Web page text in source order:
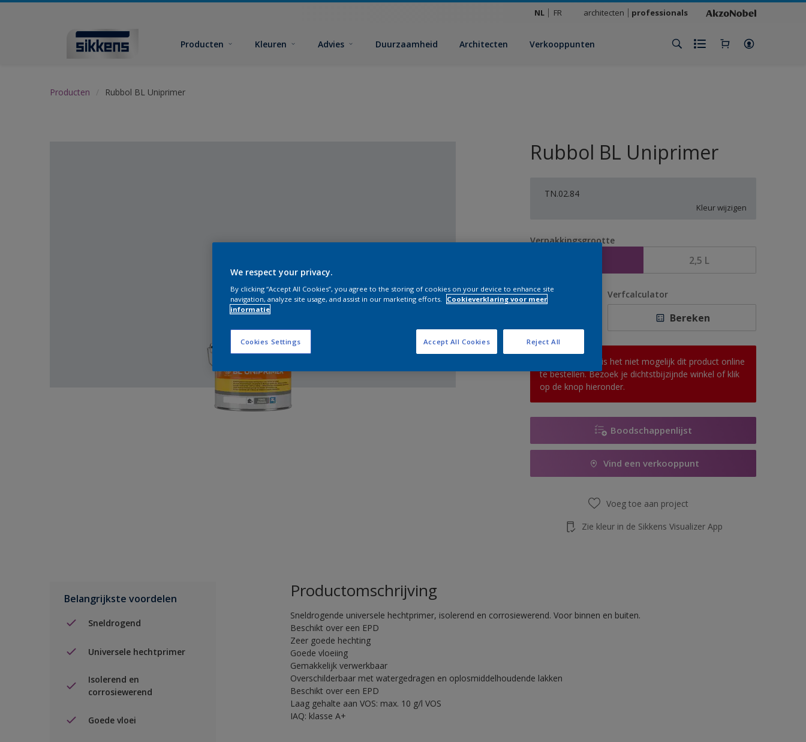
NL FR architecten professionals
Producten Kleuren Advies Duurzaamheid Architecten Verkooppunten
Producten Rubbol BL Uniprimer
Rubbol BL Uniprimer
TN.02.84
Kleur wijzigen
Verpakkingsgrootte
2,5 L
Aantal Verfcalculator
Bereken
Op dit moment is het niet mogelijk dit product online
te bestellen. Bezoek je dichtstbijzijnde winkel of klik
op de knop hieronder.
Boodschappenlijst
Vind een verkooppunt
Voeg toe aan project
Zie kleur in de Sikkens Visualizer App
Belangrijkste voordelen
Sneldrogend
Universele hechtprimer
Isolerend en
corrosiewerend
Goede vloei
Productomschrijving
Sneldrogende universele hechtprimer, isolerend en corrosiewerend. Voor binnen en buiten.
Beschikt over een EPD
Zeer goede hechting
Goede vloeiing
Gemakkelijk verwerkbaar
Overschilderbaar met watergedragen en oplosmiddelhoudende lakken
Beschikt over een EPD
Laag gehalte aan VOS: max. 10 g/l VOS
IAQ: klasse A+
We respect your privacy.
By clicking “Accept All Cookies”, you agree to the storing of cookies on your device to enhance site
navigation, analyze site usage, and assist in our marketing efforts.
Cookieverklaring voor meer
informatie
Cookies Settings Reject All
Accept All Cookies